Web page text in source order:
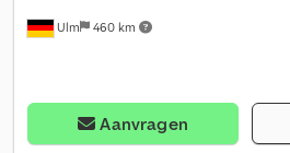
Ulm 460 km
Aanvragen